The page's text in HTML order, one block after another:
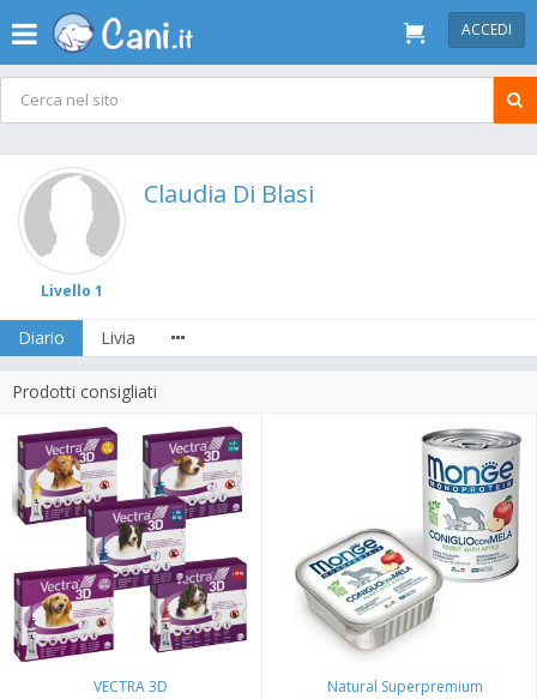
ACCEDI
Livello 1
Claudia Di Blasi
Diario Livia
Prodotti consigliati
VECTRA 3D
Natural Superpremium